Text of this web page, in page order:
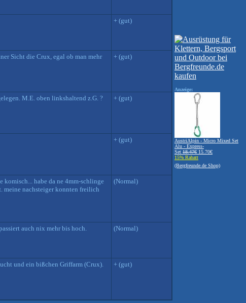
+ (gut)
Sicht die Crux, egal ob man mehr
+ (gut)
M.E. oben linkshaltend z.G. ?
+ (gut)
+ (gut)
habe da ne 4mm-schlinge
meine nachsteiger konnten freilich
(Normal)
auch nix mehr bis hoch. (Normal)
und ein bißchen Griffarm (Crux).
+ (gut)
Anzeige:
AustriAlpin - Micro Mixed Set
Alu - Express-
Set 18.47€ 15.70€
15% Rabatt
(Bergfreunde.de Shop)